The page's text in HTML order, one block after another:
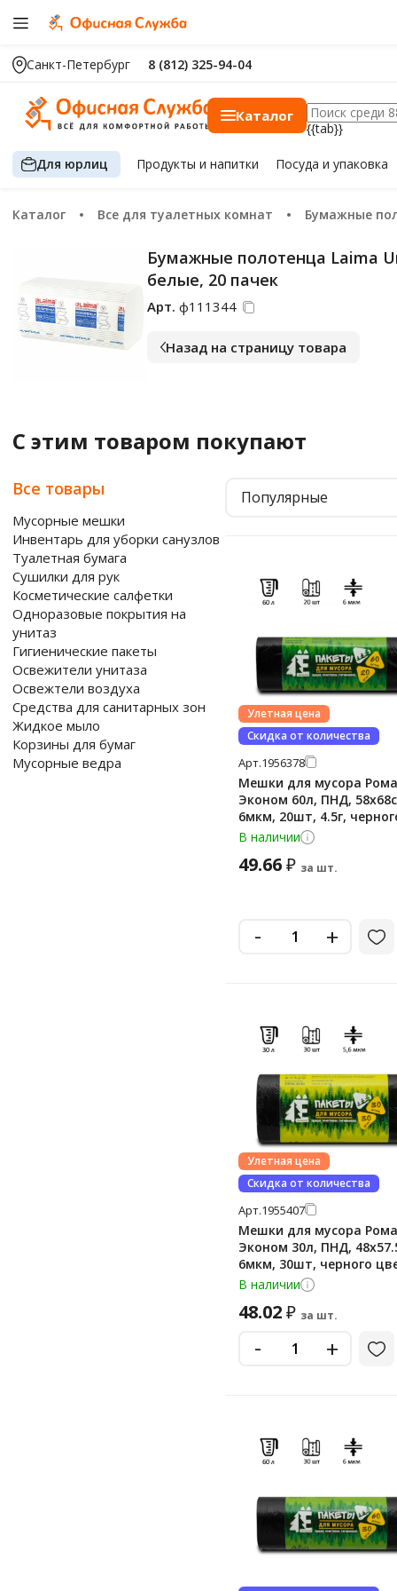
Санкт-Петербург 8 (812) 325-94-04
Каталог
{{tab}}
Для юрлиц Продуктыи напитки Посуда и упаковка
Каталог Все для туалетных комнат Бумажные
Бумажные полотенца Laima
белые, 20 пачек
Арт. ф111344
Назад на страницу товара
С этим товаром покупают
Все товары
Мусорные мешки
Инвентарь для уборки санузлов
Туалетная бумага
Сушилки для рук
Косметические салфетки
Одноразовые покрытия на
унитаз
Гигиенические пакеты
Освежители унитаза
Освежтели воздуха
Средства для санитарных зон
Жидкое мыло
Корзины для бумаг
Мусорные ведра
Популярные
Улетная цена
Скидка от количества
Арт.1956378
Мешки для мусора
Эконом 60л, ПНД,
6мкм, 20шт, 4.5г,
цвета, в рулоне
В наличии
49.66₽ за шт.
- +
Улетная цена
Скидка от количества
Арт.1955407
Мешки для мусора
Эконом 30л, ПНД,
6мкм, 30шт, черного
рулоне
В наличии
48.02₽ за шт.
- +